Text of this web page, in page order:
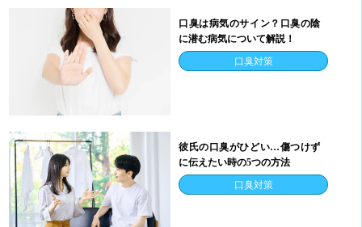
口臭は病気のサイン？口臭の陰
に潜む病気について解説！
口臭対策
彼氏の口臭がひどい…傷つけず
に伝えたい時の5つの方法
口臭対策